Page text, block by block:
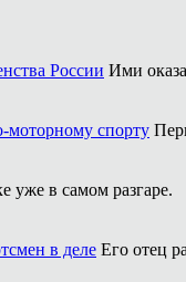
России Ими
моторному спорту
уже в самом разгаре.
в деле Его отец